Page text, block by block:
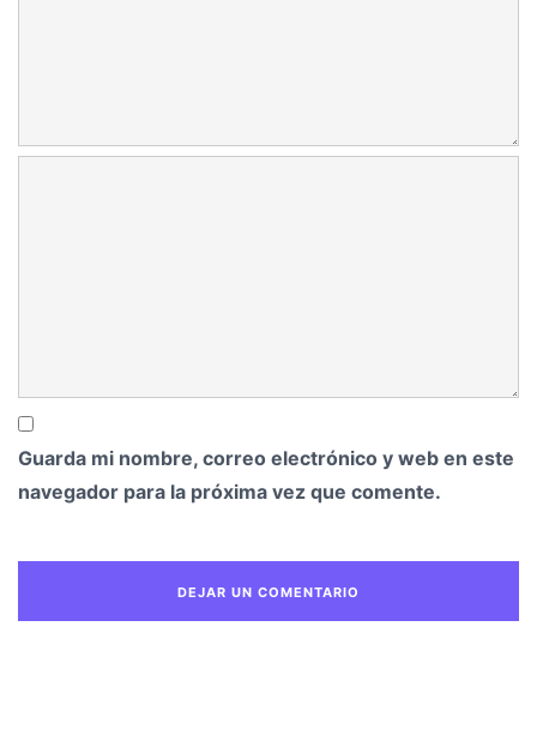
Guarda mi nombre, correo electrónico y web en este
navegador para la próxima vez que comente.